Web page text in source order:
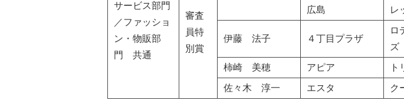
サービス部門
／ファッショ
ン・物販部
門 共通
審査
員特
別賞
広島
レ
伊藤 法子 ４丁目プラザ
ロ
ズ
柿崎 美穂 アピア ト
佐々木 淳一 エスタ ク